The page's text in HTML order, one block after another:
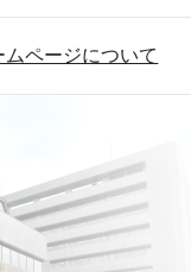
ムページについて